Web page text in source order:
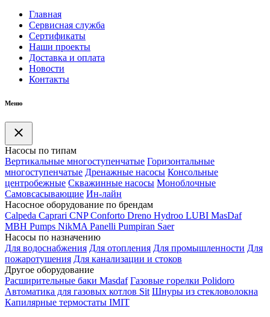
Главная
Сервисная служба
Сертификаты
Наши проекты
Доставка и оплата
Новости
Контакты
Меню
Насосы по типам
Вертикальные многоступенчатые Горизонтальные
многоступенчатые Дренажные насосы Консольные
центробежные Скважинные насосы Моноблочные
Самовсасывающие Ин-лайн
Насосное оборудование по брендам
Calpeda Caprari CNP Conforto Dreno Hydroo LUBI MasDaf
MBH Pumps NikMA Panelli Pumpiran Saer
Насосы по назначению
Для водоснабжения Для отопления Для промышленности Для
пожаротушения Для канализации и стоков
Другое оборудование
Расширительные баки Masdaf Газовые горелки Polidoro
Автоматика для газовых котлов Sit Шнуры из стекловолокна
Капилярные термостаты IMIT